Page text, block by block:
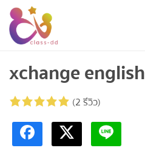
Skip
content
อนุบาล
ประถม
มัธยมต้น
xchange english
(2 รีวิว)